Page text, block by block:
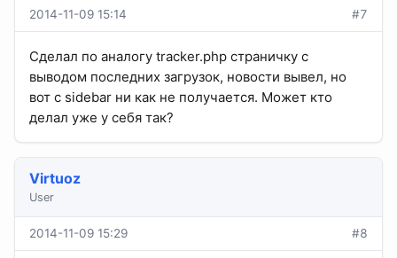
2014-11-09 15:14 #7
Сделал по аналогу tracker.php страничку с
выводом последних загрузок, новости вывел, но
вот с sidebar ни как не получается. Может кто
делал уже у себя так?
Virtuoz
User
2014-11-09 15:29 #8